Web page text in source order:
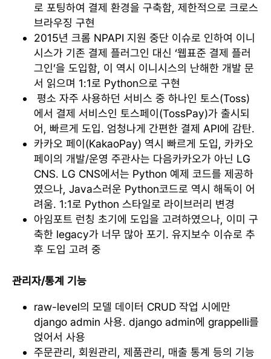
로 포팅하여 결제 환경을 구축함, 제한적으로 크로스
브라우징 구현
2015년 크롬 NPAPI 지원 중단 이슈로 인하여 이니
시스가 기존 결제 플러그인 대신 ‘웹표준 결제 플러
그인’을 도입함, 이 역시 이니시스의 난해한 개발 문
서 읽으며 1:1로 Python으로 구현
평소 자주 사용하던 서비스 중 하나인 토스(Toss)
에서 결제 서비스인 토스페이(TossPay)가 출시되
어, 빠르게 도입. 엄청나게 간편한 결제 API에 감탄.
카카오 페이(KakaoPay) 역시 빠르게 도입, 카카오
페이의 개발/운영 주관사는 다음카카오가 아닌 LG
CNS. LG CNS에서는 Python 예제 코드를 제공하
였으나, Java스러운 Python코드로 역시 해독이 어
려움. 1:1로 Python 스타일로 라이브러리 변경
아임포트 런칭 초기에 도입을 고려하였으나, 이미 구
축한 legacy가 너무 많아 포기. 유지보수 이슈로 추
후 도입 고려 중
관리자/통계 기능
raw-level의 모델 데이터 CRUD 작업 시에만
django admin 사용. django admin에 grappelli를
얹어서 사용
주문관리, 회원관리, 제품관리, 매출 통계 등의 기능